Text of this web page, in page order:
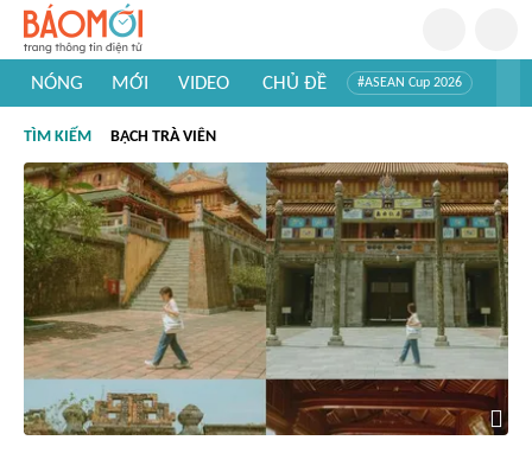
NÓNG MỚI VIDEO CHỦ ĐỀ #ASEAN Cup 2026
#Khám phá thế giới
TÌM KIẾM BẠCH TRÀ VIÊN